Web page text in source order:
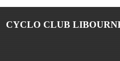
CYCLO CLUB